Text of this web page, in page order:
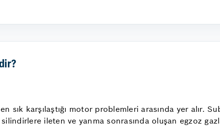
en sık karşılaştığı motor problemleri arasında yer alır.
ileten ve yanma sonrasında oluşan egzoz